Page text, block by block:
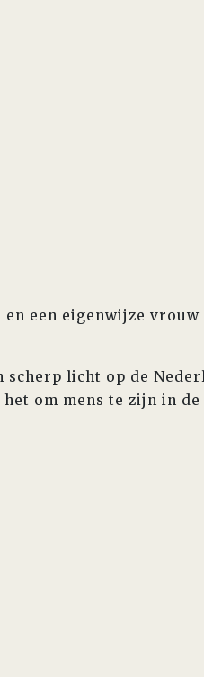
een eigenwijze
scherp licht op de
om mens te zijn in